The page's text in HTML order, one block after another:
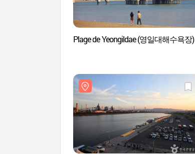
Plage de Yeongildae (영일대해수욕장)